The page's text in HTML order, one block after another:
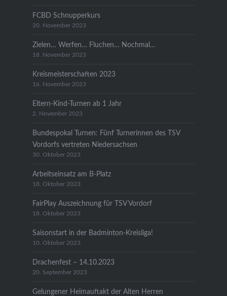
FCBD Schnupperkurs
20. November 2023
Zielen… Werfen… Fluchen… Nochmal…
18. November 2023
Kreismeisterschaften 2023
16. November 2023
Eltern-Kind-Turnen ab 1 Jahr
2. November 2023
Bundespokal Turnen: Fünf Turnerinnen des TSV
Vordorfs vertreten Niedersachsen
30. Oktober 2023
Arbeitseinsatz am B-Platz
18. Oktober 2023
FairPlay Auszeichnung für TSV Vordorf
18. Oktober 2023
Saisonstart in der Badminton-Kreisliga!
10. Oktober 2023
Drachenfest – 14.10.2023
20. September 2023
Gelungener Heimauftakt der Alten Herren